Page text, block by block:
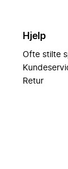
Hjelp
Ofte stilte
Retur